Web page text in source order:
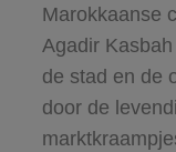
Marokkaanse
Agadir
de stad en de
door de